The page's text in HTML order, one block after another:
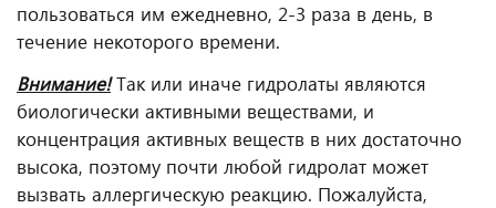
пользоваться им ежедневно, 2-3 раза в день, в
течение некоторого времени.
Внимание!Так или иначе гидролаты являются
биологически активными веществами, и
концентрация активных веществ в них достаточно
высока, поэтому почти любой гидролат может
вызвать аллергическую реакцию. Пожалуйста,